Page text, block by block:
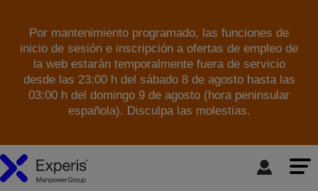
Por mantenimiento programado, las funciones de
inicio de sesión e inscripción a ofertas de empleo de
la web estarán temporalmente fuera de servicio
desde las 23:00 h del sábado 8 de agosto hasta las
03:00 h del domingo 9 de agosto (hora peninsular
española). Disculpa las molestias.